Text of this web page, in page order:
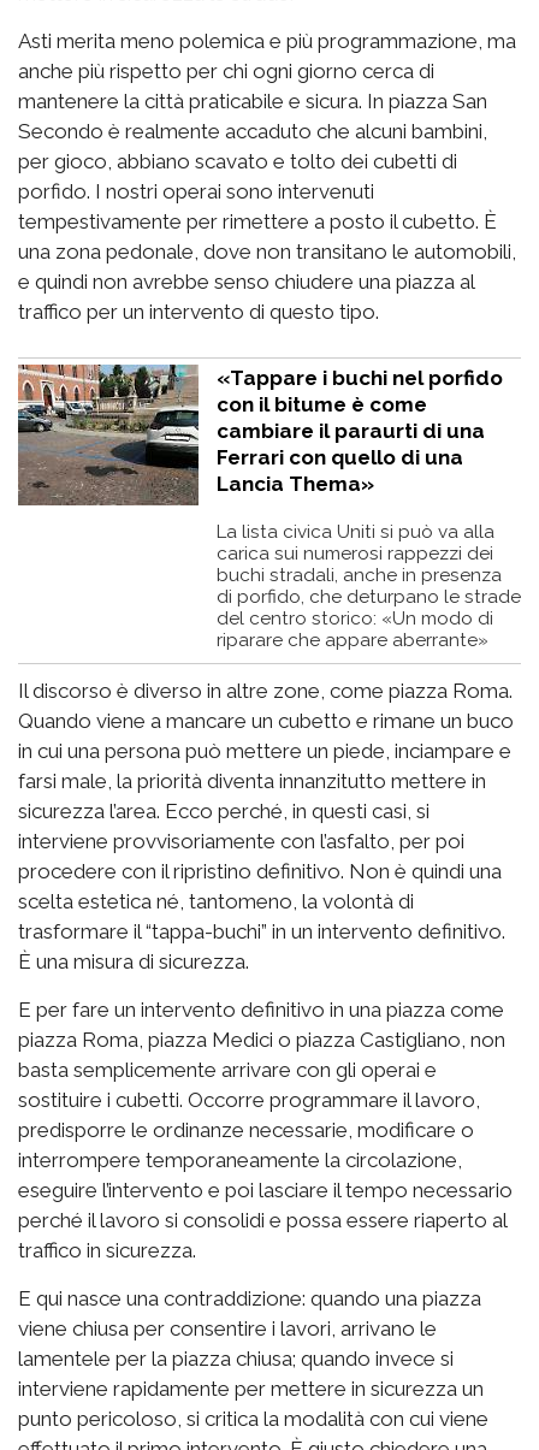
Asti merita meno polemica e più programmazione, ma
anche più rispetto per chi ogni giorno cerca di
mantenere la città praticabile e sicura. In piazza San
Secondo è realmente accaduto che alcuni bambini,
per gioco, abbiano scavato e tolto dei cubetti di
porfido. I nostri operai sono intervenuti
tempestivamente per rimettere a posto il cubetto. È
una zona pedonale, dove non transitano le automobili,
e quindi non avrebbe senso chiudere una piazza al
traffico per un intervento di questo tipo.
«Tappare i buchi nel porfido
con il bitume è come
cambiare il paraurti di una
Ferrari con quello di una
Lancia Thema»
La lista civica Uniti si può va alla
carica sui numerosi rappezzi dei
buchi stradali, anche in presenza
di porfido, che deturpano le strade
del centro storico: «Un modo di
riparare che appare aberrante»
Il discorso è diverso in altre zone, come piazza Roma.
Quando viene a mancare un cubetto e rimane un buco
in cui una persona può mettere un piede, inciampare e
farsi male, la priorità diventa innanzitutto mettere in
sicurezza l’area. Ecco perché, in questi casi, si
interviene provvisoriamente con l’asfalto, per poi
procedere con il ripristino definitivo. Non è quindi una
scelta estetica né, tantomeno, la volontà di
trasformare il “tappa-buchi” in un intervento definitivo.
È una misura di sicurezza.
E per fare un intervento definitivo in una piazza come
piazza Roma, piazza Medici o piazza Castigliano, non
basta semplicemente arrivare con gli operai e
sostituire i cubetti. Occorre programmare il lavoro,
predisporre le ordinanze necessarie, modificare o
interrompere temporaneamente la circolazione,
eseguire l’intervento e poi lasciare il tempo necessario
perché il lavoro si consolidi e possa essere riaperto al
traffico in sicurezza.
E qui nasce una contraddizione: quando una piazza
viene chiusa per consentire i lavori, arrivano le
lamentele per la piazza chiusa; quando invece si
interviene rapidamente per mettere in sicurezza un
punto pericoloso, si critica la modalità con cui viene